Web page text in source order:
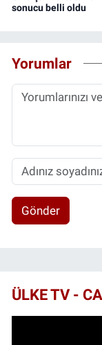
sonucu belli oldu
Yorumlar
Gönder
ÜLKE TV -